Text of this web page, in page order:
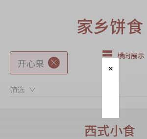
迪士尼系列
奇华LINE
FRIENDS礼盒
所有产品
家乡饼食
开心果
筛选：
横向展示
西式小食